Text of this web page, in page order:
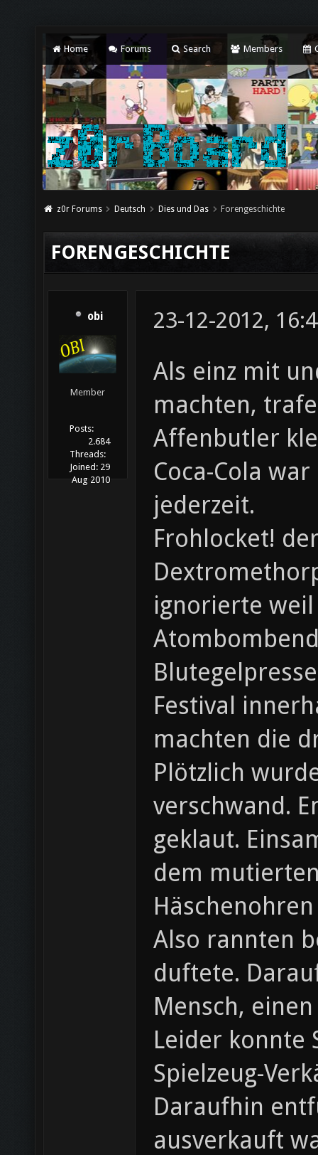
Home Forums Search Members
z0r Forums Deutsch Dies und Das Forengeschichte
FORENGESCHICHTE
obi
Member
Posts:
2.684
Threads:
29
Joined:
Aug 2010
23-12-2012,
Als einz mit
machten,
Affenbutler
Coca-Cola
jederzeit.
Frohlocket!
ignorierte
Festival
machten die
Plötzlich
verschwand.
geklaut.
dem
Also rannten
duftete.
Mensch,
Leider konnte
Spielzeug-
Daraufhin
ausverkauft